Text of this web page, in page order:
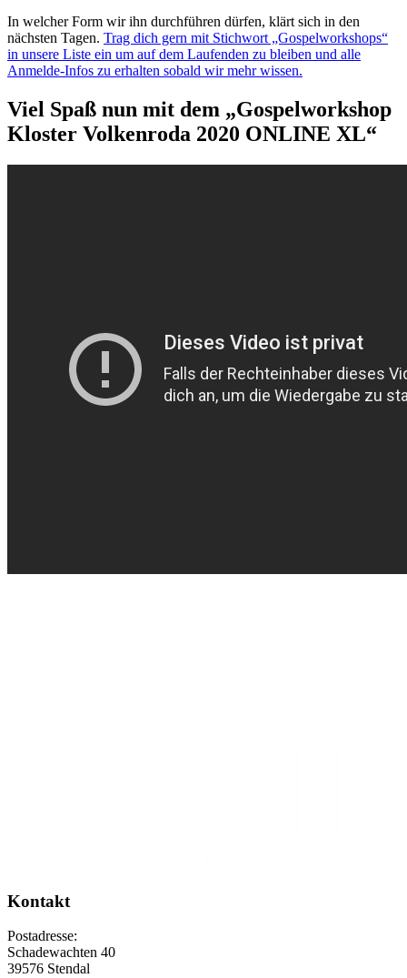
In welcher Form wir ihn durchführen dürfen, klärt sich in den
nächsten Tagen. Trag dich gern mit Stichwort „Gospelworkshops“
in unsere Liste ein um auf dem Laufenden zu bleiben und alle
Anmelde-Infos zu erhalten sobald wir mehr wissen.
Viel Spaß nun mit dem „Gospelworkshop
Kloster Volkenroda 2020 ONLINE XL“
Kontakt
Postadresse:
Schadewachten 40
39576 Stendal